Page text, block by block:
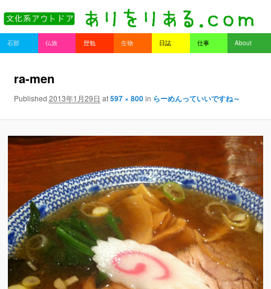
Main menu
Skip to primary content
Skip to secondary content
石部 仏旅 歴勉 生物 日誌 仕事 About
atio
n
ra-men
Published 2013年1月29日 at597 × 800in らーめんっていいですね～